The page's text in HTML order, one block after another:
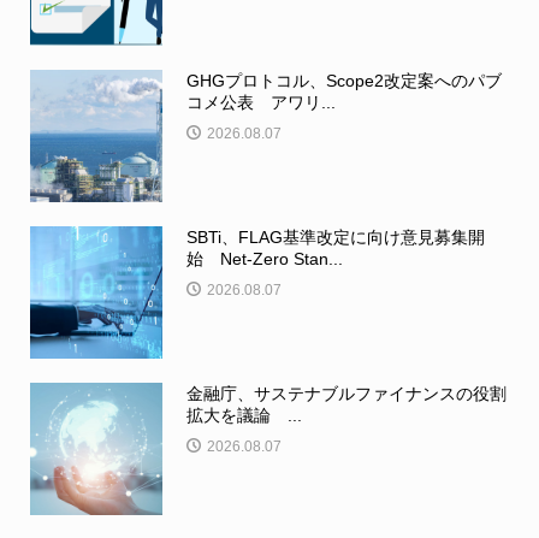
GHGプロトコル、Scope2改定案へのパブ
コメ公表 アワリ...
2026.08.07
SBTi、FLAG基準改定に向け意見募集開
始 Net-Zero Stan...
2026.08.07
金融庁、サステナブルファイナンスの役割
拡大を議論 ...
2026.08.07